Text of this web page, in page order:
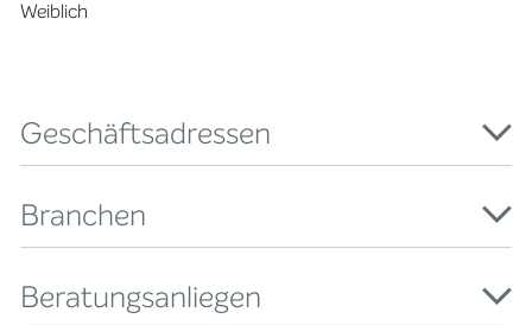
Weiblich
Geschäftsadressen
Branchen
Beratungsanliegen